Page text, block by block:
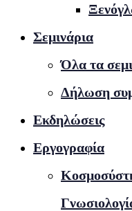
Σεμινάρια
Όλα τα
Δήλωση
Εκδηλώσεις
Εργογραφία